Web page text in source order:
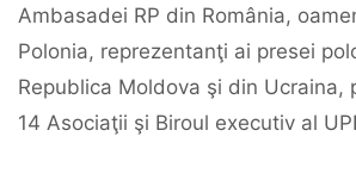
Ambasadei RP din România,
Polonia, reprezentanţi ai presei
Republica Moldova şi din Ucraina,
14 Asociaţii şi Biroul executiv al